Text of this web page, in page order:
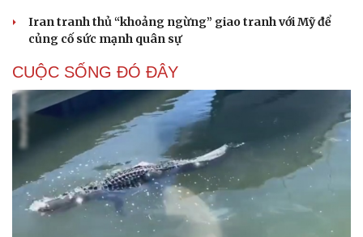
Iran tranh thủ “khoảng ngừng” giao tranh với Mỹ để
củng cố sức mạnh quân sự
CUỘC SỐNG ĐÓ ĐÂY